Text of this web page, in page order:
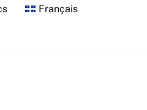
Français